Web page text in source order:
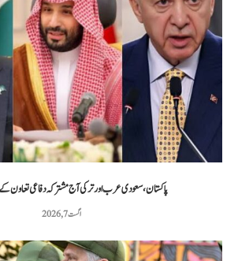
پاکستان، سعودی عرب اور ترکی آج مشترکہ دفاعی تعاون
اگست 7, 2026